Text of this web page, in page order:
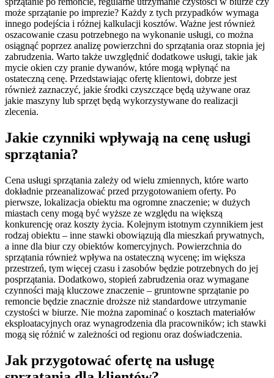
może sprzątanie po imprezie? Każdy z tych przypadków wymaga
innego podejścia i różnej kalkulacji kosztów. Ważne jest również
oszacowanie czasu potrzebnego na wykonanie usługi, co można
osiągnąć poprzez analizę powierzchni do sprzątania oraz stopnia jej
zabrudzenia. Warto także uwzględnić dodatkowe usługi, takie jak
mycie okien czy pranie dywanów, które mogą wpłynąć na
ostateczną cenę. Przedstawiając ofertę klientowi, dobrze jest
również zaznaczyć, jakie środki czyszczące będą używane oraz
jakie maszyny lub sprzęt będą wykorzystywane do realizacji
zlecenia.
Jakie czynniki wpływają na cenę usługi
sprzątania?
Cena usługi sprzątania zależy od wielu zmiennych, które warto
dokładnie przeanalizować przed przygotowaniem oferty. Po
pierwsze, lokalizacja obiektu ma ogromne znaczenie; w dużych
miastach ceny mogą być wyższe ze względu na większą
konkurencję oraz koszty życia. Kolejnym istotnym czynnikiem jest
rodzaj obiektu – inne stawki obowiązują dla mieszkań prywatnych,
a inne dla biur czy obiektów komercyjnych. Powierzchnia do
sprzątania również wpływa na ostateczną wycenę; im większa
przestrzeń, tym więcej czasu i zasobów będzie potrzebnych do jej
posprzątania. Dodatkowo, stopień zabrudzenia oraz wymagane
czynności mają kluczowe znaczenie – gruntowne sprzątanie po
remoncie będzie znacznie droższe niż standardowe utrzymanie
czystości w biurze. Nie można zapominać o kosztach materiałów
eksploatacyjnych oraz wynagrodzenia dla pracowników; ich stawki
mogą się różnić w zależności od regionu oraz doświadczenia.
Jak przygotować ofertę na usługę